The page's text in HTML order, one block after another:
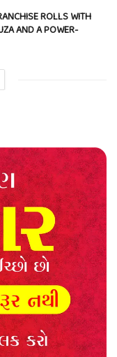
ROLLS WITH
AND A POWER-